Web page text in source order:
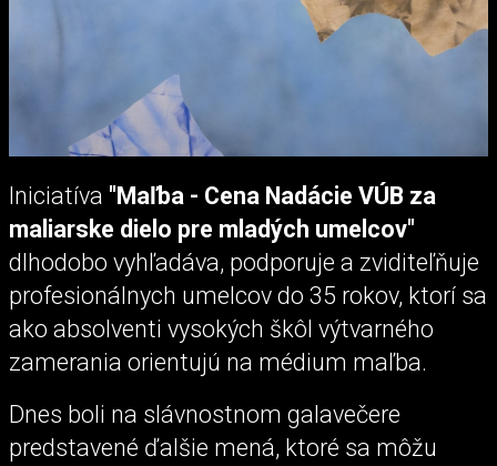
Iniciatíva "Maľba - Cena Nadácie VÚB za
maliarske dielo pre mladých umelcov"
dlhodobo vyhľadáva, podporuje a zviditeľňuje
profesionálnych umelcov do 35 rokov, ktorí sa
ako absolventi vysokých škôl výtvarného
zamerania orientujú na médium maľba.
Dnes boli na slávnostnom galavečere
predstavené ďalšie mená, ktoré sa môžu